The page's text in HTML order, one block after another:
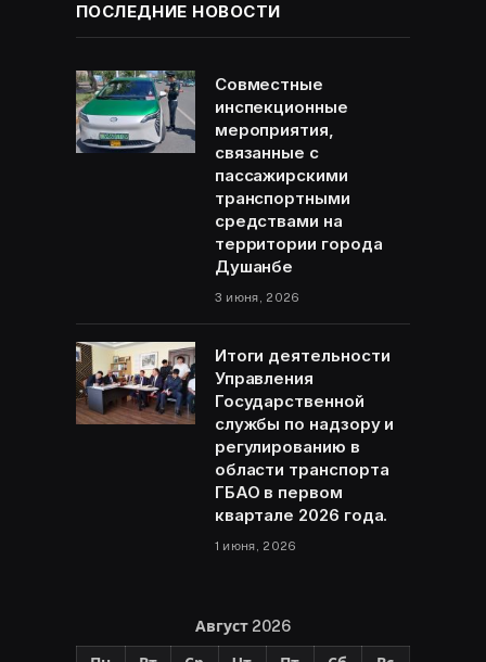
ПОСЛЕДНИЕ НОВОСТИ
Совместные
инспекционные
мероприятия,
связанные с
пассажирскими
транспортными
средствами на
территории города
Душанбе
3 июня, 2026
Итоги деятельности
Управления
Государственной
службы по надзору и
регулированию в
области транспорта
ГБАО в первом
квартале 2026 года.
1 июня, 2026
Август 2026